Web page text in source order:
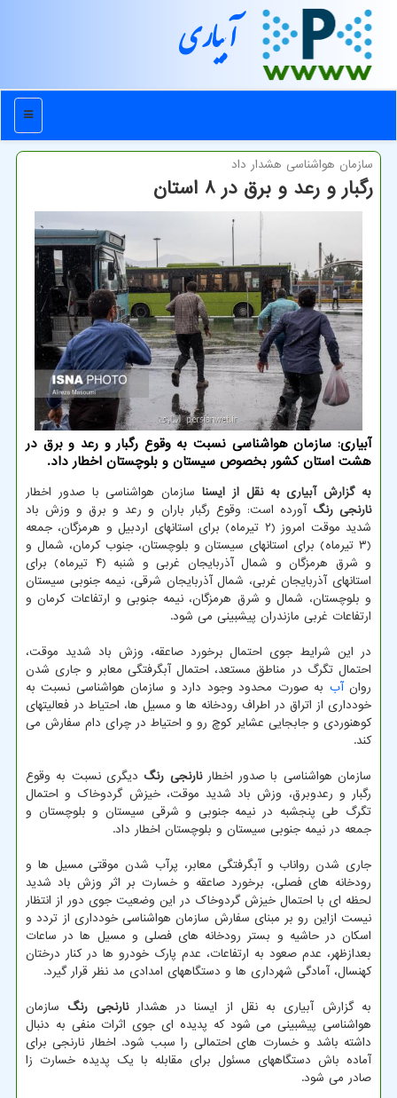
آبیاری
منو
سازمان هواشناسی هشدار داد
رگبار و رعد و برق در ۸ استان
آبیاری: سازمان هواشناسی نسبت به وقوع رگبار و رعد و برق در
هشت استان کشور بخصوص سیستان و بلوچستان اخطار داد.
به گزارش آبیاری به نقل از ایسنا سازمان هواشناسی با صدور اخطار
نارنجی رنگ آورده است: وقوع رگبار باران و رعد و برق و وزش باد
شدید موقت امروز (۲ تیرماه) برای استانهای اردبیل و هرمزگان، جمعه
(۳ تیرماه) برای استانهای سیستان و بلوچستان، جنوب کرمان، شمال و
و شرق هرمزگان و شمال آذربایجان غربی و شنبه (۴ تیرماه) برای
استانهای آذربایجان غربی، شمال آذربایجان شرقی، نیمه جنوبی سیستان
و بلوچستان، شمال و شرق هرمزگان، نیمه جنوبی و ارتفاعات کرمان و
ارتفاعات غربی مازندران پیشبینی می شود.
در این شرایط جوی احتمال برخورد صاعقه، وزش باد شدید موقت،
احتمال تگرگ در مناطق مستعد، احتمال آبگرفتگی معابر و جاری شدن
روانآب به صورت محدود وجود دارد و سازمان هواشناسی نسبت به
خودداری از اتراق در اطراف رودخانه ها و مسیل ها، احتیاط در فعالیتهای
کوهنوردی و جابجایی عشایر کوچ رو و احتیاط در چرای دام سفارش می
کند.
سازمان هواشناسی با صدور اخطارنارنجی رنگدیگری نسبت به وقوع
رگبار و رعدوبرق، وزش باد شدید موقت، خیزش گردوخاک و احتمال
تگرگ طی پنجشبه در نیمه جنوبی و شرقی سیستان و بلوچستان و
جمعه در نیمه جنوبی سیستان و بلوچستان اخطار داد.
جاری شدن رواناب و آبگرفتگی معابر، پرآب شدن موقتی مسیل ها و
رودخانه های فصلی، برخورد صاعقه و خسارت بر اثر وزش باد شدید
لحظه ای با احتمال خیزش گردوخاک در این وضعیت جوی دور از انتظار
نیست ازاین رو بر مبنای سفارش سازمان هواشناسی خودداری از تردد و
اسکان در حاشیه و بستر رودخانه های فصلی و مسیل ها در ساعات
بعدازظهر، عدم صعود به ارتفاعات، عدم پارک خودرو ها در کنار درختان
کهنسال، آمادگی شهرداری ها و دستگاههای امدادی مد نظر قرار گیرد.
به گزارش آبیاری به نقل از ایسنا در هشدار نارنجی رنگسازمان
هواشناسی پیشبینی می شود که پدیده ای جوی اثرات منفی به دنبال
داشته باشد و خسارت های احتمالی را سبب شود. اخطار نارنجی برای
آماده باش دستگاههای مسئول برای مقابله با یک پدیده خسارت زا
صادر می شود.